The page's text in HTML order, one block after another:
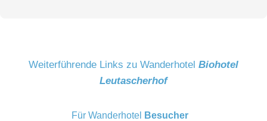
Weiterführende Links zu Wanderhotel Biohotel
Leutascherhof
Für Wanderhotel Besucher